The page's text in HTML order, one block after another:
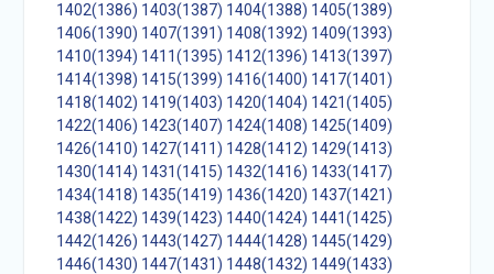
1402(1386) 1403(1387) 1404(1388) 1405(1389)
1406(1390) 1407(1391) 1408(1392) 1409(1393)
1410(1394) 1411(1395) 1412(1396) 1413(1397)
1414(1398) 1415(1399) 1416(1400) 1417(1401)
1418(1402) 1419(1403) 1420(1404) 1421(1405)
1422(1406) 1423(1407) 1424(1408) 1425(1409)
1426(1410) 1427(1411) 1428(1412) 1429(1413)
1430(1414) 1431(1415) 1432(1416) 1433(1417)
1434(1418) 1435(1419) 1436(1420) 1437(1421)
1438(1422) 1439(1423) 1440(1424) 1441(1425)
1442(1426) 1443(1427) 1444(1428) 1445(1429)
1446(1430) 1447(1431) 1448(1432) 1449(1433)